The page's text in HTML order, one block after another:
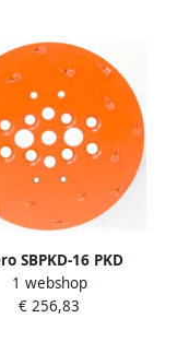
SBPKD-16 PKD
| Coating & Lijm |
Korrel 30 | 254 mm
1 webshop
€ 256,83